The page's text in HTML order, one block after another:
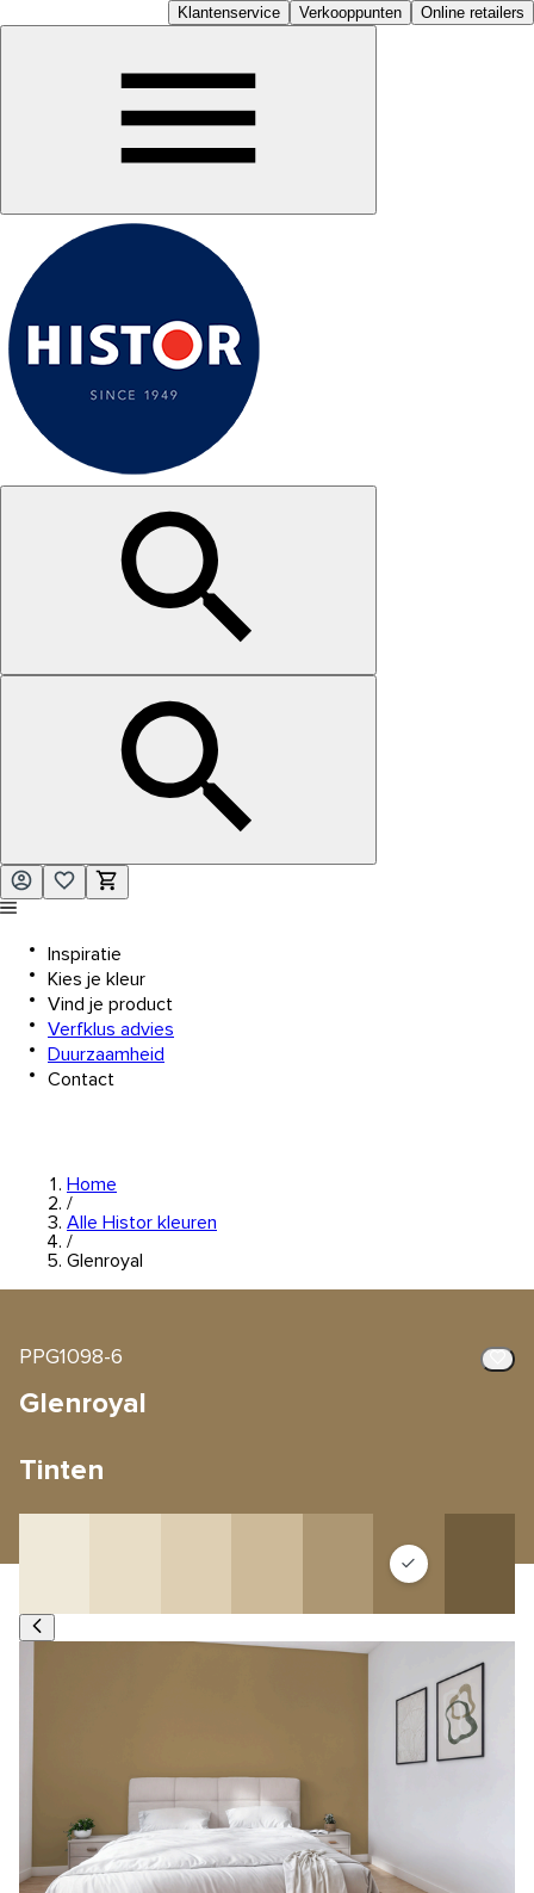
Klantenservice Verkooppunten Online retailers
Inspiratie
Kies je kleur
Vind je product
Verfklus advies
Duurzaamheid
Contact
Home
/
Alle Histor kleuren
/
Glenroyal
PPG1098-6
Glenroyal
Tinten